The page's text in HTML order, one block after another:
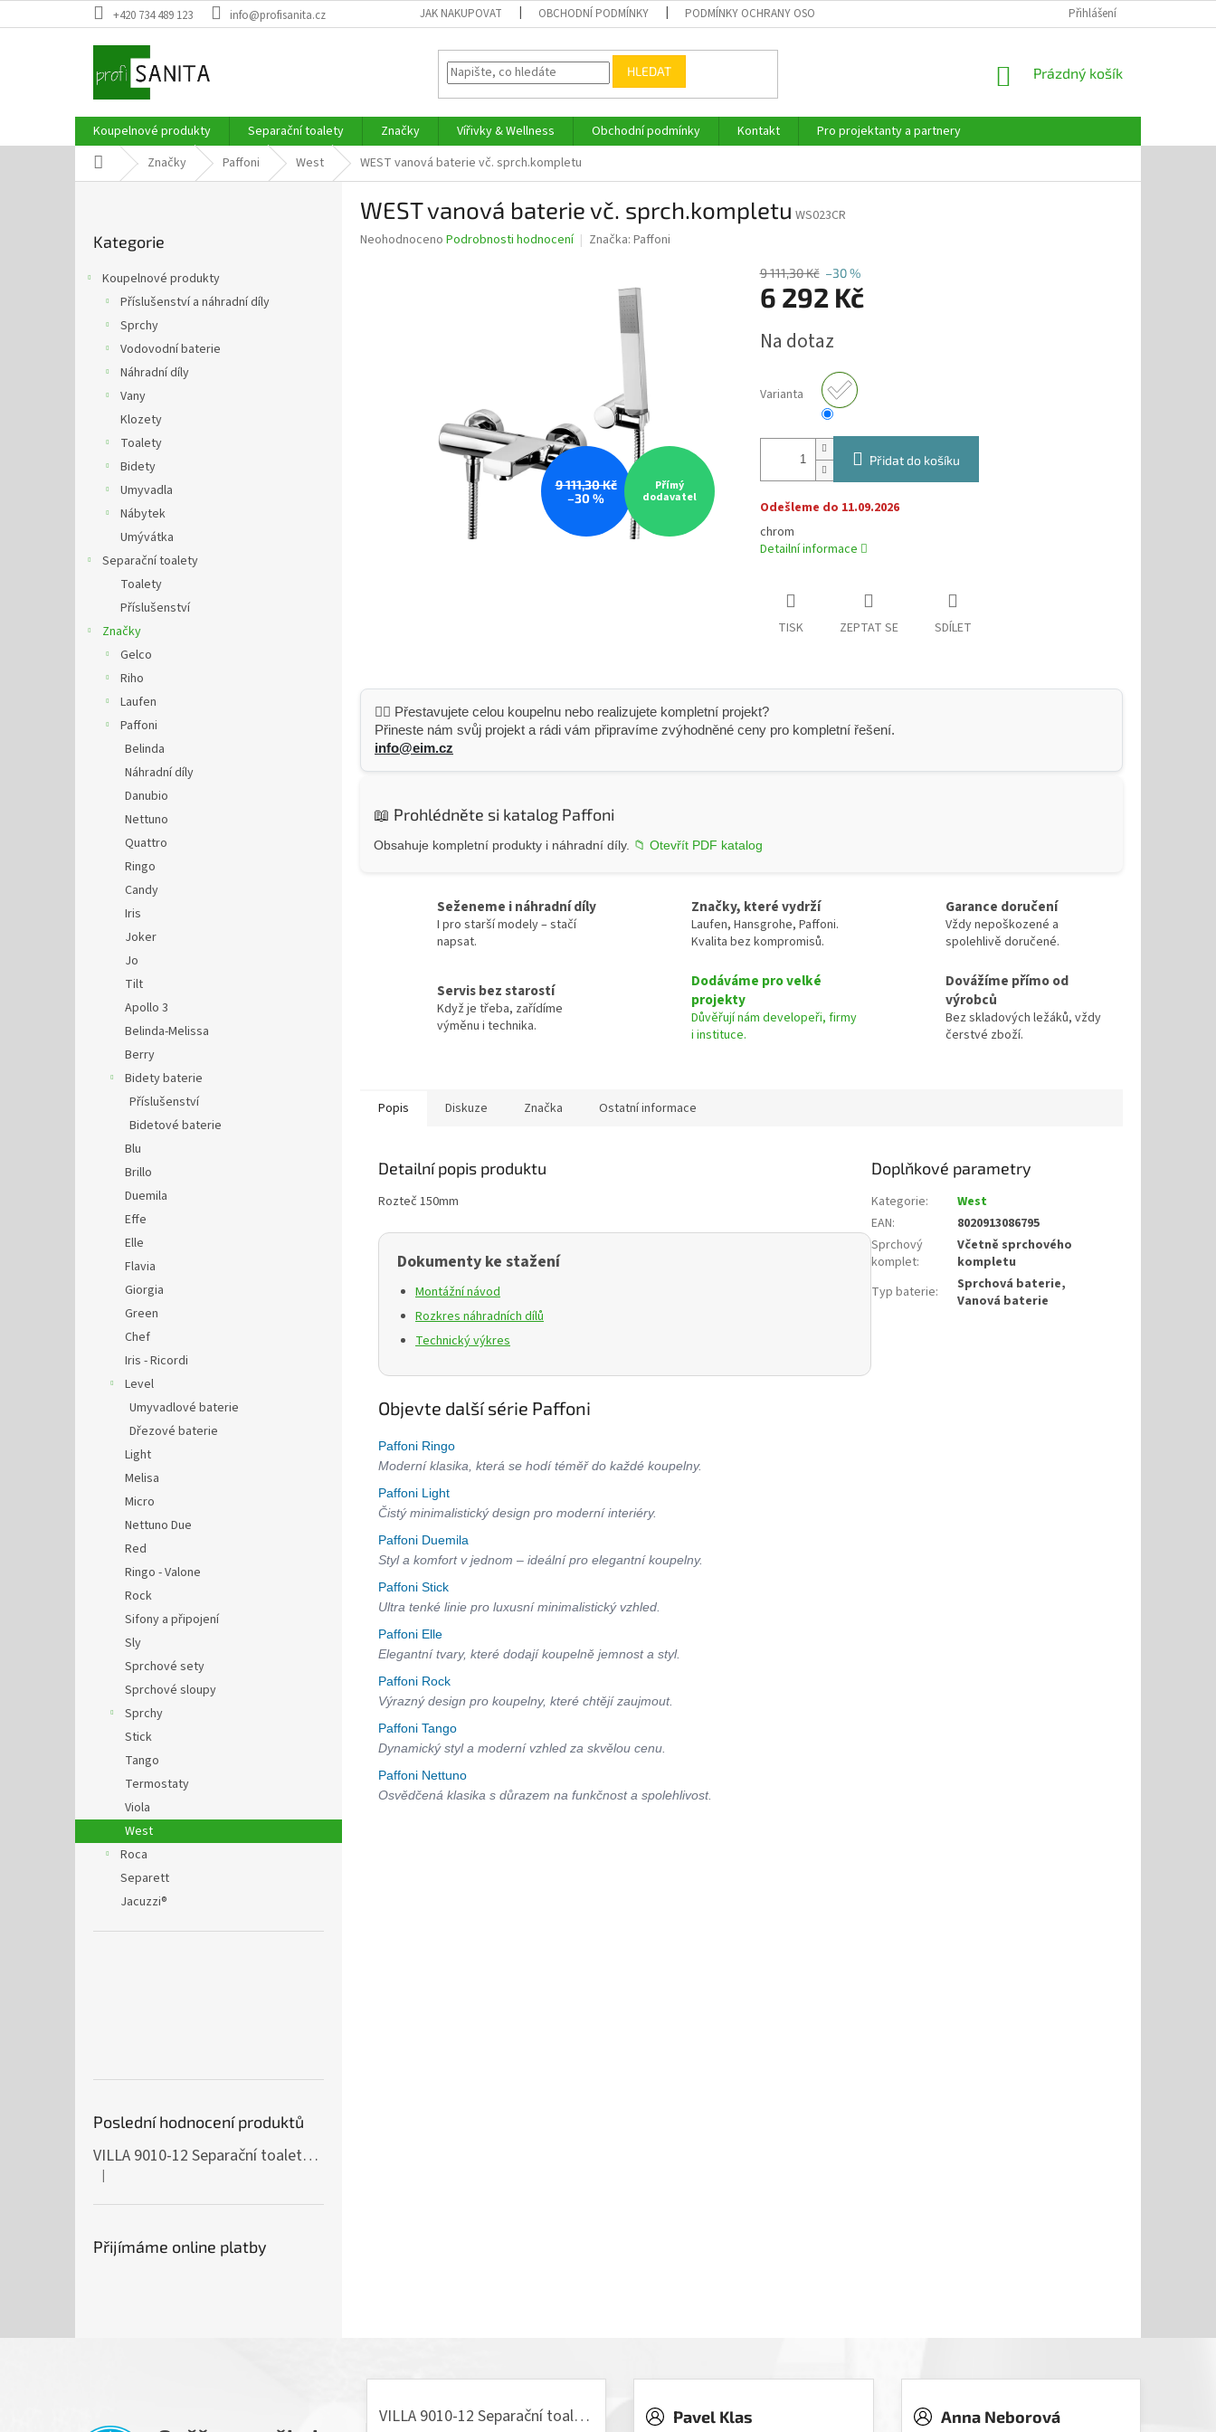
na
+420 734 489 123 info@profisanita.cz JAK NAKUPOVAT OBCHODNÍ PODMÍNKY PODMÍNKY OCHRANY OSOBNÍCH ÚDAJŮ Přihlášení
HLEDAT
NÁKUPNÍ
Prázdný košík
Koupelnové produkty Separační toalety Značky Vířivky & Wellness Obchodní podmínky Kontakt
Pro projektanty a partnery
Domů Značky Paffoni West WEST vanová baterie vč. sprch.kompletu
kategorie
Kategorie
Koupelnové produkty
Příslušenství a náhradní díly
Sprchy
Vodovodní baterie
Náhradní díly
Vany
Klozety
Toalety
Bidety
Umyvadla
Nábytek
Umývátka
Separační toalety
Toalety
Příslušenství
Značky
Gelco
Riho
Laufen
Paffoni
Belinda
Náhradní díly
Danubio
Nettuno
Quattro
Ringo
Candy
Iris
Joker
Jo
Tilt
Apollo 3
Belinda-Melissa
Berry
Bidety baterie
Příslušenství
Bidetové baterie
Blu
Brillo
Duemila
Effe
Elle
Flavia
Giorgia
Green
Chef
Iris - Ricordi
Level
Umyvadlové baterie
Dřezové baterie
Light
Melisa
Micro
Nettuno Due
Red
Ringo - Valone
Rock
Sifony a připojení
Sly
Sprchové sety
Sprchové sloupy
Sprchy
Stick
Tango
Termostaty
Viola
West
Roca
Separett
Jacuzzi®
Poslední hodnocení produktů
VILLA 9010-12 Separační toaleta, 230/12V
Hodnocení produktu je 5 z 5 hvězdiček.
|
Přijímáme online platby
WEST vanová baterie vč. sprch.kompletu WS023CR
Průměrné
Neohodnoceno Podrobnosti hodnocení Značka: Paffoni
9 111,30 Kč
–30 %
Přímý
dodavatel
9 111,30 Kč –30 %
6 292 Kč
cena:
Na dotaz
Varianta
Přidat do košíku
Odešleme do 11.09.2026
chrom
Detailní informace
TISK ZEPTAT SE SDÍLET
👷‍♂️ Přestavujete celou koupelnu nebo realizujete kompletní projekt?
Přineste nám svůj projekt a rádi vám připravíme zvýhodněné ceny pro kompletní řešení.
info@eim.cz
📖 Prohlédněte si katalog Paffoni
Obsahuje kompletní produkty i náhradní díly. 📁 Otevřít PDF katalog
Seženeme i náhradní díly
I pro starší modely – stačí
napsat.
Značky, které vydrží
Laufen, Hansgrohe, Paffoni.
Kvalita bez kompromisů.
Garance doručení
Vždy nepoškozené a
spolehlivě doručené.
Servis bez starostí
Když je třeba, zařídíme
výměnu i technika.
Dodáváme pro velké
projekty
Důvěřují nám developeři, firmy
i instituce.
Dovážíme přímo od
výrobců
Bez skladových ležáků, vždy
čerstvé zboží.
Popis Diskuze Značka Ostatní informace
Detailní popis produktu
Rozteč 150mm
Dokumenty ke stažení
Montážní návod
Rozkres náhradních dílů
Technický výkres
Objevte další série Paffoni
Paffoni Ringo
Moderní klasika, která se hodí téměř do každé koupelny.
Paffoni Light
Čistý minimalistický design pro moderní interiéry.
Paffoni Duemila
Styl a komfort v jednom – ideální pro elegantní koupelny.
Paffoni Stick
Ultra tenké linie pro luxusní minimalistický vzhled.
Paffoni Elle
Elegantní tvary, které dodají koupelně jemnost a styl.
Paffoni Rock
Výrazný design pro koupelny, které chtějí zaujmout.
Paffoni Tango
Dynamický styl a moderní vzhled za skvělou cenu.
Paffoni Nettuno
Osvědčená klasika s důrazem na funkčnost a spolehlivost.
Doplňkové parametry
Kategorie:
West
EAN:
8020913086795
Sprchový
komplet:
Včetně sprchového
kompletu
Typ baterie:
Sprchová baterie,
Vanová baterie
VILLA 9010-12 Separační toaleta, 230/12V Pavel Klas Anna Neborová